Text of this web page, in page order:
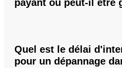
payant ou peut-il être
Quel est le délai
pour un dépannage